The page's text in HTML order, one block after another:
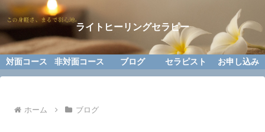
ライトヒーリングセラピー
対面コース 非対面コース ブログ セラピスト お申し込み
ホーム ブログ